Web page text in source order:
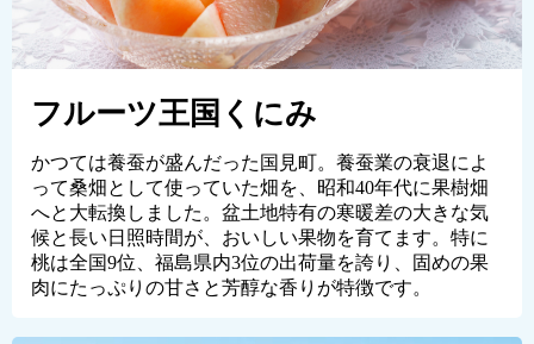
フルーツ王国くにみ
かつては養蚕が盛んだった国見町。養蚕業の衰退によ
って桑畑として使っていた畑を、昭和40年代に果樹畑
へと大転換しました。盆土地特有の寒暖差の大きな気
候と長い日照時間が、おいしい果物を育てます。特に
桃は全国9位、福島県内3位の出荷量を誇り、固めの果
肉にたっぷりの甘さと芳醇な香りが特徴です。